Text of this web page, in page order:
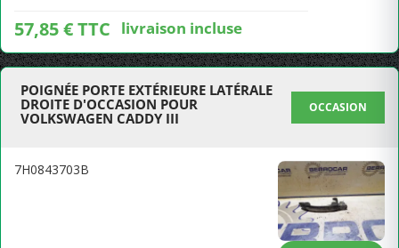
57,85 € TTC livraison incluse
POIGNÉE PORTE EXTÉRIEURE LATÉRALE
DROITE D'OCCASION POUR
VOLKSWAGEN CADDY III
OCCASION
7H0843703B